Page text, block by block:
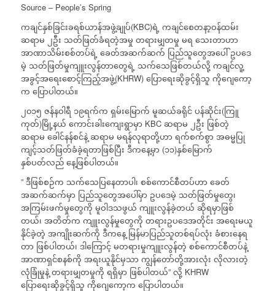
Source – People’s Spring
ကချင်နှစ်ခြင်းခရစ်ယာန်အဖွဲ့ချုပ်(KBC)ရဲ့ ကချင်စေတနာ့ဝန်ထမ်း
ဆရာမ ၂ဦး သတ်ဖြတ်ခံရတဲ့အမှု တရားမျှတမှု မရ သေးတာဟာ
အာဏာသိမ်းစစ်တပ်ရဲ့ ခေတ်အဆက်ဆက် ပြည်သူတွေအပေါ် ဥပဒေ
မဲ့ သတ်ဖြတ်မှုကျူးလွန်တာတွေရဲ့ သက်သေဖြစ်တယ်လို့ ကချင်လူ့
အခွင့်အရေးစောင့်ကြည့်အဖွဲ့(KHRW) ပြောရေးဆိုခွင့်ရှိသူ ကိုဂျေကော့
က ပြောပါတယ်။
၂၀၁၅ ဇန်နဝါရီ ၁၉ရက်က ရှမ်းမြောက် မူဆယ်ခရိုင် ပန်ဆိုင်း(ကြူ
ကုတ်)မြို့နယ် ကောင်းခါးကျေးရွာမှာ KBC ဆရာမ ၂ဦး ဖြစ်တဲ့
ဆရာမ ခေါင်နန်စင်နဲ့ ဆရာမ မရန်လုရာတို့ဟာ ရက်စက်စွာ အဓမ္မပြု
ကျင့်သတ်ဖြတ်ခံခဲ့ရတာဖြစ်ပြီး ဒီကနေ့မှာ (၁၁)နှစ်မြောက်
နှစ်ပတ်လည် နေ့ဖြစ်ပါတယ်။
” ဒီဖြစ်စဉ်က သက်သေပြနေတာပါ၊ စစ်ကောင်စီတပ်ဟာ ခေတ်
အဆက်ဆက်မှာ ပြည်သူတွေအပေါ်မှာ ဥပဒေမဲ့ သတ်ဖြတ်မှုတွေ၊
အကြမ်းဖက်မှုတွေကို မူဝါဒသဖွယ် ကျူးလွန်ခဲ့တယ် ဆိုရမှာဖြစ်
တယ်၊ အတိတ်က ကျူးလွန်မှုတွေကို တရားဥပဒေအတိုင်း အရေးမယူ
နိုင်ခဲ့တဲ့ အကျိုးဆက်ကို ဒီကနေ့ မြန်မာပြည်သူတစ်ရပ်လုံး ခံစားနေရ
တာ ဖြစ်ပါတယ်၊ ဒါကြောင့် မတရားမှုကျူးလွန်တဲ့ စစ်ကောင်စီတပ်နဲ့
အာဏာရှင်စနစ်ကို အရးယူနိုင်မှသာ ကျွန်တော်တို့အားလုံး လိုလားတဲ့
လုံခြုံမှုနဲ့ တရားမျှတမှုကို ရရှိမှာ ဖြစ်ပါတယ်” လို့ KHRW
ပြောရေးဆိုခွင့်ရှိသူ ကိုဂျေကော့က ပြောပါတယ်။